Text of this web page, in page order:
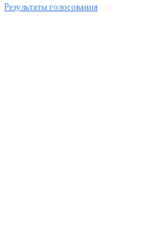
Результаты голосования